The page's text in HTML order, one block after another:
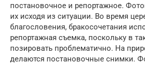
постановочное и репортажное.
их исходя из ситуации. Во время
благословения, бракосочетания
репортажная съемка, поскольку в
позировать проблематично. На
делаются постановочные снимки.